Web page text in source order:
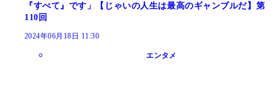
『すべて』です」【じゃいの人生は最高のギャンブルだ】第
110回
2024年06月18日 11:30
エンタメ